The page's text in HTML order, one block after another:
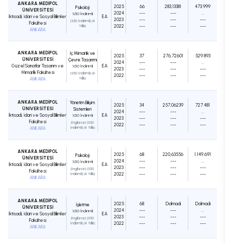
ANKARA MEDİPOL
ÜNİVERSİTESİ
İktisadi, İdari ve Sosyal Bilimler
Fakültesi
ANKARA
Psikoloji
%50 İndirimli
(%50 İndirimli) (4
Yıllık)
EA
2025
2024
2023
2022
66
---
---
---
283,13381
---
---
---
473.999
---
---
ANKARA MEDİPOL
ÜNİVERSİTESİ
Güzel Sanatlar Tasarım ve
Mimarlık Fakültesi
ANKARA
İç Mimarlık ve
Çevre Tasarımı
%50 İndirimli
(%50 İndirimli) (4
Yıllık)
EA
2025
2024
2023
2022
37
---
---
---
276,72601
---
---
---
529.893
---
---
ANKARA MEDİPOL
ÜNİVERSİTESİ
İktisadi, İdari ve Sosyal Bilimler
Fakültesi
ANKARA
Yönetim Bilişim
Sistemleri
%50 İndirimli
(İngilizce) (%50
İndirimli) (4 Yıllık)
EA
2025
2024
2023
2022
34
---
---
---
257,06239
---
---
---
727.481
---
---
ANKARA MEDİPOL
ÜNİVERSİTESİ
İktisadi, İdari ve Sosyal Bilimler
Fakültesi
ANKARA
Psikoloji
%50 İndirimli
(İngilizce) (%50
İndirimli) (4 Yıllık)
EA
2025
2024
2023
2022
68
---
---
---
220,63556
---
---
---
1.149.691
---
---
ANKARA MEDİPOL
ÜNİVERSİTESİ
İktisadi, İdari ve Sosyal Bilimler
Fakültesi
ANKARA
İşletme
%50 İndirimli
(İngilizce) (%50
İndirimli) (4 Yıllık)
EA
2025
2024
2023
2022
68
---
---
---
Dolmadı
---
---
---
Dolmadı
---
---